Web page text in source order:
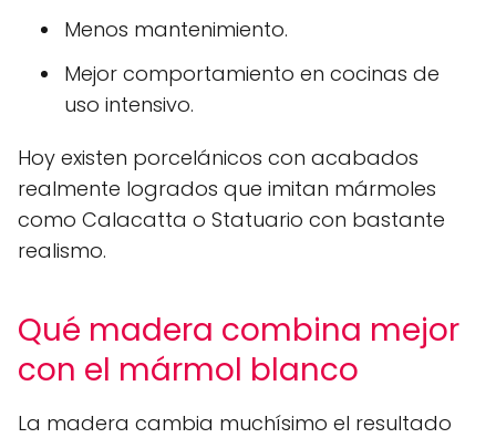
Menos mantenimiento.
Mejor comportamiento en cocinas de
uso intensivo.
Hoy existen porcelánicos con acabados
realmente logrados que imitan mármoles
como Calacatta o Statuario con bastante
realismo.
Qué madera combina mejor
con el mármol blanco
La madera cambia muchísimo el resultado